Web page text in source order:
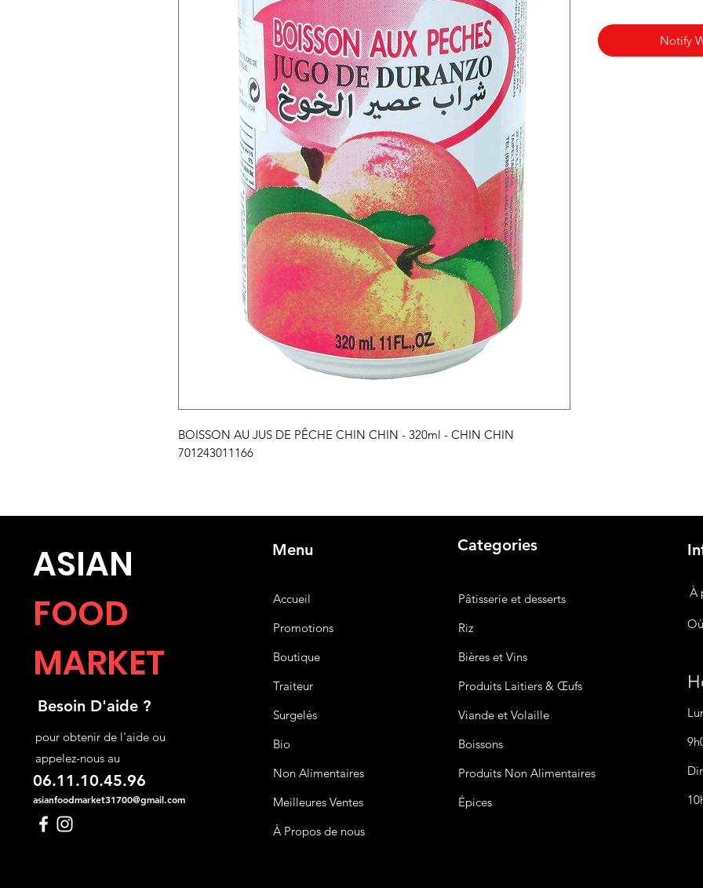
BOISSON AU JUS DE PÊCHE CHIN CHIN - 320ml - CHIN CHIN
701243011166
Notify
ASIAN
FOOD
MARKET
Besoin D'aide ?
pour obtenir de l'aide ou
appelez-nous au
06.11.10.45.96
asianfoodmarket31700@gmail.com
Menu
Accueil
Promotions
Boutique
Traiteur
Surgelés
Bio
Non Alimentaires
Meilleures Ventes
À Propos de nous
Categories
Pâtisserie et desserts
Riz
Bièreset Vins
Produits Laitiers & Œufs
Viande et Volaille
Boissons
Produits Non Alimentaires
Épices
À